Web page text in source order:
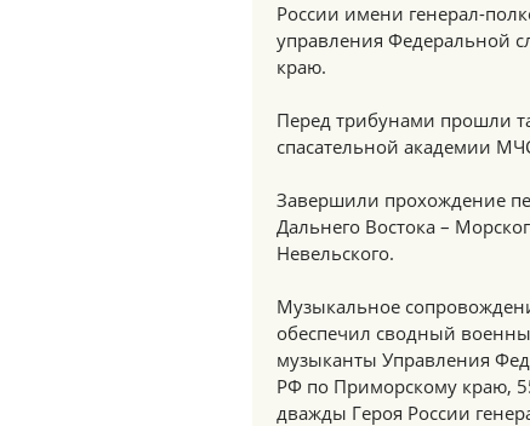
России имени генерал-
управления Федеральной
краю.
Перед трибунами прошли
спасательной академии
Завершили прохождение
Дальнего Востока –
Невельского.
Музыкальное
обеспечил сводный
музыканты Управления
РФ по Приморскому краю,
дважды Героя России